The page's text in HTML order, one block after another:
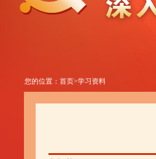
您的位置： 首页>学习资料